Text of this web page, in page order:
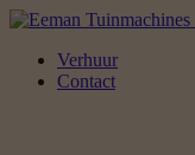
Verhuur
Contact